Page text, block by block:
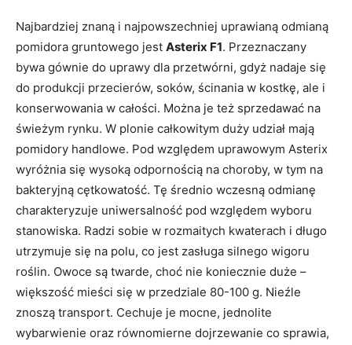
Najbardziej znaną i najpowszechniej uprawianą odmianą
pomidora gruntowego jest Asterix F1. Przeznaczany
bywa gównie do uprawy dla przetwórni, gdyż nadaje się
do produkcji przecierów, soków, ścinania w kostkę, ale i
konserwowania w całości. Można je też sprzedawać na
świeżym rynku. W plonie całkowitym duży udział mają
pomidory handlowe. Pod względem uprawowym Asterix
wyróżnia się wysoką odpornością na choroby, w tym na
bakteryjną cętkowatość. Tę średnio wczesną odmianę
charakteryzuje uniwersalność pod względem wyboru
stanowiska. Radzi sobie w rozmaitych kwaterach i długo
utrzymuje się na polu, co jest zasługa silnego wigoru
roślin. Owoce są twarde, choć nie koniecznie duże –
większość mieści się w przedziale 80-100 g. Nieźle
znoszą transport. Cechuje je mocne, jednolite
wybarwienie oraz równomierne dojrzewanie co sprawia,